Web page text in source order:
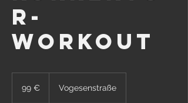
r-
Workout
99 € Vogesenstraße